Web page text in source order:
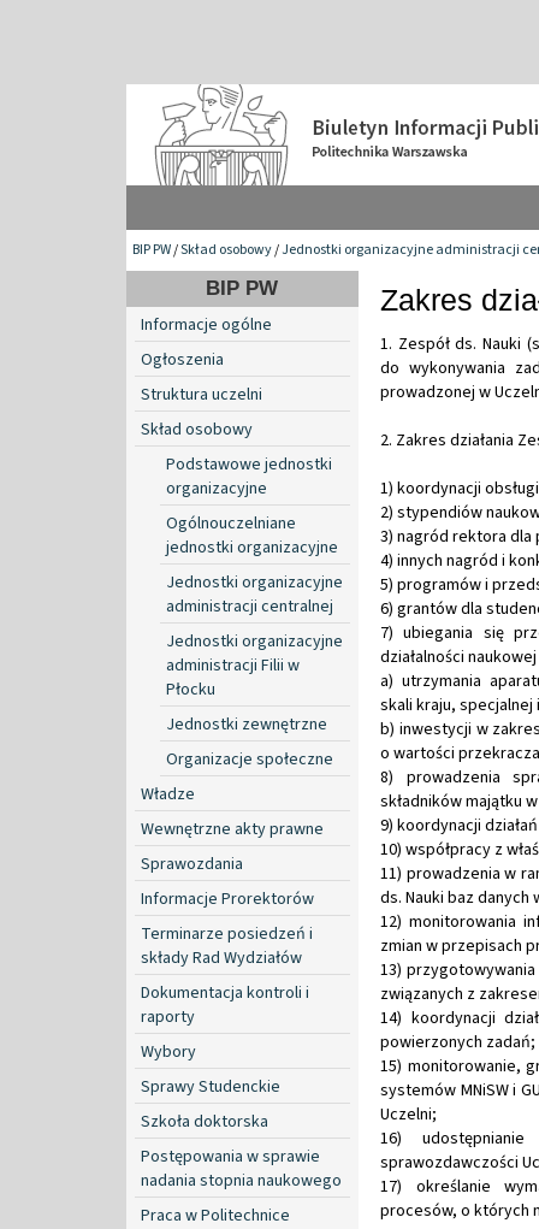
BIP PW/Skład osobowy/Jednostki organizacyjne administracji
BIP PW
Informacje ogólne
Ogłoszenia
Struktura uczelni
Skład osobowy
Podstawowe jednostki
organizacyjne
Ogólnouczelniane
jednostki organizacyjne
Jednostki organizacyjne
administracji centralnej
Jednostki organizacyjne
administracji Filii w
Płocku
Jednostki zewnętrzne
Organizacje społeczne
Władze
Wewnętrzne akty prawne
Sprawozdania
Informacje Prorektorów
Terminarze posiedzeń i
składy Rad Wydziałów
Dokumentacja kontroli i
raporty
Wybory
Sprawy Studenckie
Szkoła doktorska
Postępowania w sprawie
nadania stopnia naukowego
Praca w Politechnice
Zakres
1. Zespół ds. Nauki
do wykonywania
prowadzonej w
2. Zakres działania
1) koordynacji
2) stypendiów
3) nagród rektora dla
4) innych nagród i
5) programów i
6) grantów dla
7) ubiegania się
działalności
a) utrzymania
skali kraju,
b) inwestycji w
o wartości
8) prowadzenia
składników majątku
9) koordynacji
10) współpracy z
11) prowadzenia w
ds. Nauki baz danych
12) monitorowania
zmian w przepisach
13)
związanych z
14) koordynacji
powierzonych zadań;
15) monitorowanie,
systemów MNiSW i
Uczelni;
16)
sprawozdawczości
17) określanie
procesów, o których